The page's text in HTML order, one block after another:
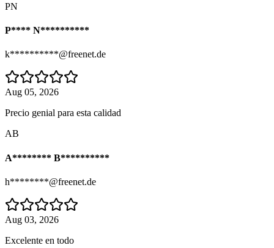
PN
P**** N**********
k**********@freenet.de
Aug 05, 2026
Precio genial para esta calidad
AB
A******** B**********
h********@freenet.de
Aug 03, 2026
Excelente en todo